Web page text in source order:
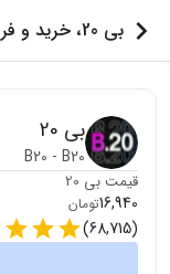
بی 20، خرید و فروش بی 20
بی 20
B20 - B20
قیمت بی 20
16,940تومان
(
68,715
)